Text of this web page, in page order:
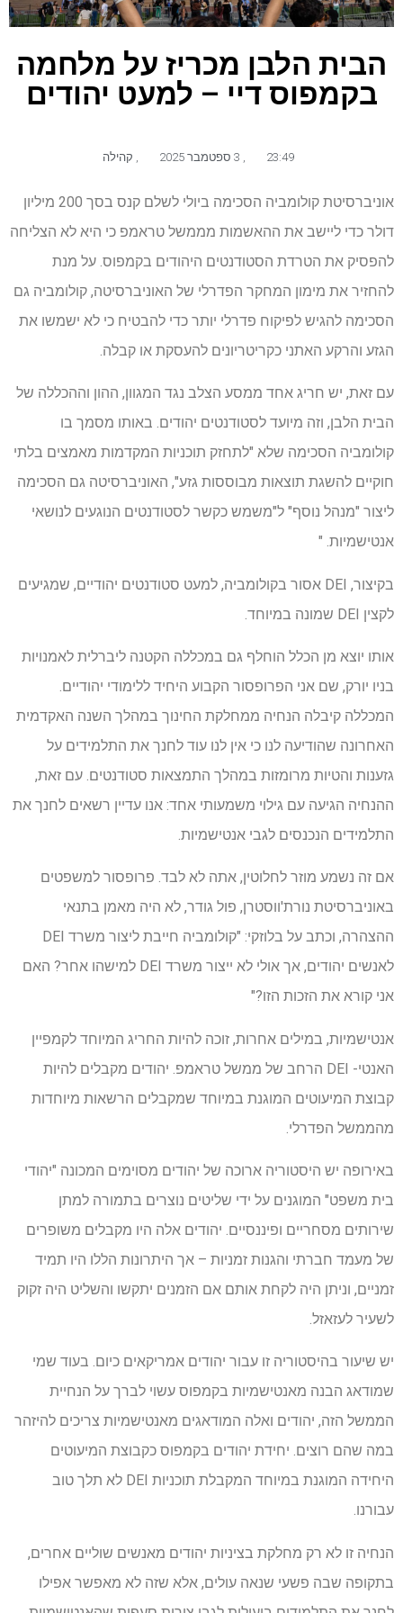
הבית הלבן מכריז על מלחמה
בקמפוס דיי – למעט יהודים
23:49 קהילה
אוניברסיטת קולומביה הסכימה ביולי לשלם קנס בסך 200 מיליון
דולר כדי ליישב את ההאשמות מממשל טראמפ כי היא לא הצליחה
להפסיק את הטרדת הסטודנטים היהודים בקמפוס. על מנת
להחזיר את מימון המחקר הפדרלי של האוניברסיטה, קולומביה גם
הסכימה להגיש לפיקוח פדרלי יותר כדי להבטיח כי לא ישמשו את
הגזע והרקע האתני כקריטריונים להעסקת או קבלה.
עם זאת, יש חריג אחד ממסע הצלב נגד המגוון, ההון וההכללה של
הבית הלבן, וזה מיועד לסטודנטים יהודים. באותו מסמך בו
קולומביה הסכימה שלא "לתחזק תוכניות המקדמות מאמצים בלתי
חוקיים להשגת תוצאות מבוססות גזע", האוניברסיטה גם הסכימה
ליצור "מנהל נוסף" ל"משמש כקשר לסטודנטים הנוגעים לנושאי
אנטישמיות. "
בקיצור, DEI אסור בקולומביה, למעט סטודנטים יהודיים, שמגיעים
לקצין DEI שמונה במיוחד.
אותו יוצא מן הכלל הוחלף גם במכללה הקטנה ליברלית לאמנויות
בניו יורק, שם אני הפרופסור הקבוע היחיד ללימודי יהודיים.
המכללה קיבלה הנחיה ממחלקת החינוך במהלך השנה האקדמית
האחרונה שהודיעה לנו כי אין לנו עוד לחנך את התלמידים על
גזענות והטיות מרומזות במהלך התמצאות סטודנטים. עם זאת,
ההנחיה הגיעה עם גילוי משמעותי אחד: אנו עדיין רשאים לחנך את
התלמידים הנכנסים לגבי אנטישמיות.
אם זה נשמע מוזר לחלוטין, אתה לא לבד. פרופסור למשפטים
באוניברסיטת נורת'ווסטרן, פול גודר, לא היה מאמן בתנאי
ההצהרה, וכתב על בלוזקי: "קולומביה חייבת ליצור משרד DEI
לאנשים יהודים, אך אולי לא ייצור משרד DEI למישהו אחר? האם
אני קורא את הזכות הזו?"
אנטישמיות, במילים אחרות, זוכה להיות החריג המיוחד לקמפיין
האנטי- DEI הרחב של ממשל טראמפ. יהודים מקבלים להיות
קבוצת המיעוטים המוגנת במיוחד שמקבלים הרשאות מיוחדות
מהממשל הפדרלי.
באירופה יש היסטוריה ארוכה של יהודים מסוימים המכונה "יהודי
בית משפט" המוגנים על ידי שליטים נוצרים בתמורה למתן
שירותים מסחריים ופיננסיים. יהודים אלה היו מקבלים משופרים
של מעמד חברתי והגנות זמניות – אך היתרונות הללו היו תמיד
זמניים, וניתן היה לקחת אותם אם הזמנים יתקשו והשליט היה זקוק
לשעיר לעזאזל.
יש שיעור בהיסטוריה זו עבור יהודים אמריקאים כיום. בעוד שמי
שמודאג הבנה מאנטישמיות בקמפוס עשוי לברך על הנחיית
הממשל הזה, יהודים ואלה המודאגים מאנטישמיות צריכים להיזהר
במה שהם רוצים. יחידת יהודים בקמפוס כקבוצת המיעוטים
היחידה המוגנת במיוחד המקבלת תוכניות DEI לא תלך טוב
עבורנו.
הנחיה זו לא רק מחלקת בציניות יהודים מאנשים שוליים אחרים,
בתקופה שבה פשעי שנאה עולים, אלא שזה לא מאפשר אפילו